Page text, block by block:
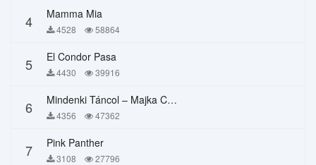
4 Mamma Mia
4528 58864
5 El Condor Pasa
4430 39916
6 Mindenki Táncol – Majka Curtis, Péter Majoros
4356 47362
7 Pink Panther
3108 27796